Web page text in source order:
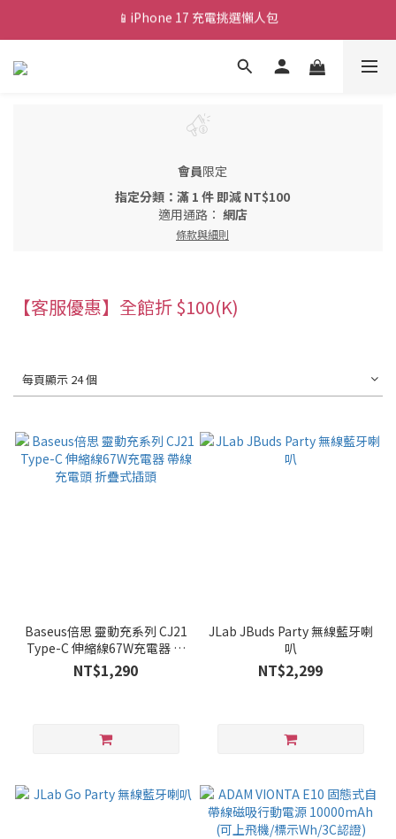
💰新會員送 $88 購物金
🎟️ 去領優惠券 ▶▶
💰新會員送 $88 購物金
會員限定
指定分類：滿 1 件 即減 NT$100
適用通路： 網店
條款與細則
【客服優惠】全館折 $100(K)
每頁顯示 24 個
Baseus倍思 靈動充系列 CJ21
Type-C 伸縮線67W充電器 帶
線充電頭 折疊式插頭
NT$1,290
JLab JBuds Party 無線藍牙喇
叭
NT$2,299